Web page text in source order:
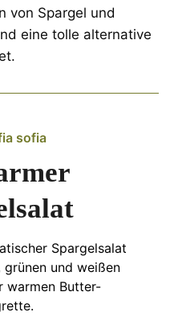
von Spargel und
eine tolle alternative
sofia
Spargelsalat
und weißen
warmen Butter-